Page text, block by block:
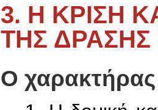
3. Η ΚΡΙΣΗ
ΤΗΣ
Ο χαρακτήρας